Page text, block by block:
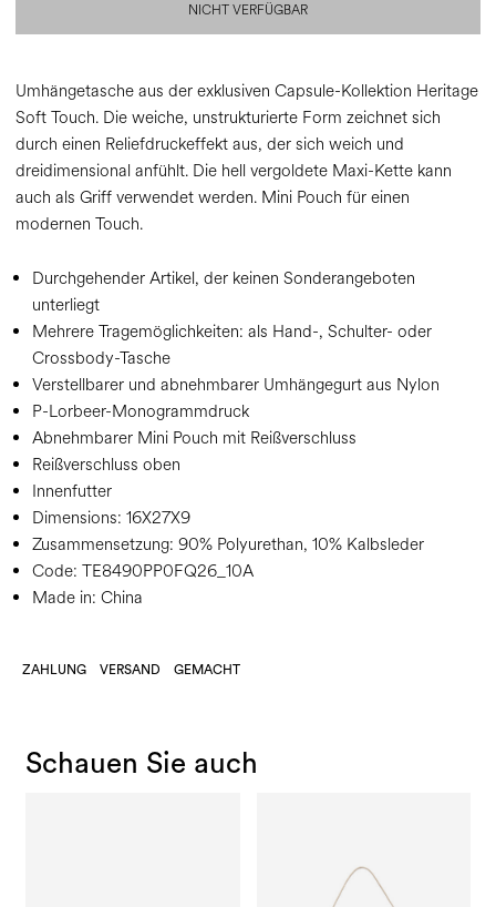
NICHT VERFÜGBAR
Umhängetasche aus der exklusiven Capsule-Kollektion Heritage
Soft Touch. Die weiche, unstrukturierte Form zeichnet sich
durch einen Reliefdruckeffekt aus, der sich weich und
dreidimensional anfühlt. Die hell vergoldete Maxi-Kette kann
auch als Griff verwendet werden. Mini Pouch für einen
modernen Touch.
Durchgehender Artikel, der keinen Sonderangeboten
unterliegt
Mehrere Tragemöglichkeiten: als Hand-, Schulter- oder
Crossbody-Tasche
Verstellbarer und abnehmbarer Umhängegurt aus Nylon
P-Lorbeer-Monogrammdruck
Abnehmbarer Mini Pouch mit Reißverschluss
Reißverschluss oben
Innenfutter
Dimensions: 16X27X9
Zusammensetzung: 90% Polyurethan, 10% Kalbsleder
Code: TE8490PP0FQ26_10A
Made in: China
ZAHLUNG VERSAND GEMACHT
Schauen Sie auch